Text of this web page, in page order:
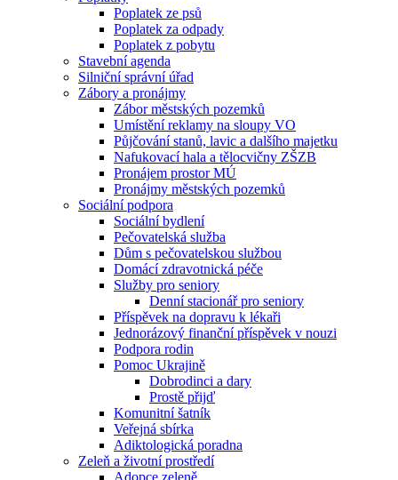
Poplatek ze psů
Poplatek za odpady
Poplatek z pobytu
Stavební agenda
Silniční správní úřad
Zábory a pronájmy
Zábor městských pozemků
Umístění reklamy na sloupy VO
Půjčování stanů, lavic a dalšího majetku
Nafukovací hala a tělocvičny ZŠZB
Pronájem prostor MÚ
Pronájmy městských pozemků
Sociální podpora
Sociální bydlení
Pečovatelská služba
Dům s pečovatelskou službou
Domácí zdravotnická péče
Služby pro seniory
Denní stacionář pro seniory
Příspěvek na dopravu k lékaři
Jednorázový finanční příspěvek v nouzi
Podpora rodin
Pomoc Ukrajině
Dobrodinci a dary
Prostě přijď
Komunitní šatník
Veřejná sbírka
Adiktologická poradna
Zeleň a životní prostředí
Adopce zeleně